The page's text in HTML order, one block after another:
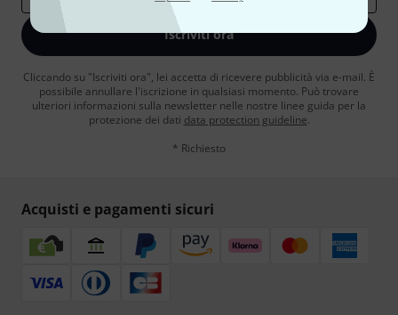
Iscriviti ora
Cliccando su "Iscriviti ora", lei accetta di ricevere pubblicità via e-mail. È
possibile annullare l'iscrizione in qualsiasi momento. Può trovare
ulteriori informazioni sulla newsletter nelle nostre linee guida per la
protezione dei dati data protection guideline.
* Richiesto
Acquisti e pagamenti sicuri